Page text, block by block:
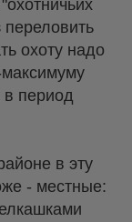
переловить
охоту надо
в период
в эту
- местные: